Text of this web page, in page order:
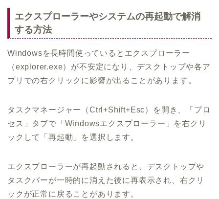
エクスプローラーやシステムの再起動で解消
する方法
Windowsを長時間使っているとエクスプローラー
（explorer.exe）が不安定になり、デスクトップや各ア
プリでの右クリックに影響が出ることがあります。
タスクマネージャー（Ctrl+Shift+Esc）を開き、「プロ
セス」タブで「Windowsエクスプローラー」を右クリ
ックして「再起動」を選択します。
エクスプローラーが再起動されると、デスクトップや
タスクバーが一時的に消えた後に再表示され、右クリ
ックが正常に戻ることがあります。